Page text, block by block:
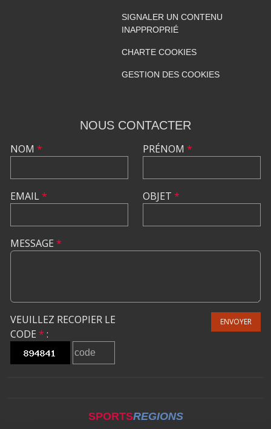
SIGNALER UN CONTENU
INAPPROPRIÉ
CHARTE COOKIES
GESTION DES COOKIES
NOUS CONTACTER
NOM *
EMAIL*
PRÉNOM *
OBJET *
MESSAGE *
VEUILLEZ RECOPIER LE
CODE * :
ENVOYER
SPORTSREGIONS